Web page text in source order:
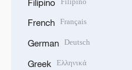
Filipino
French Français
German Deutsch
Greek Ελληνικά